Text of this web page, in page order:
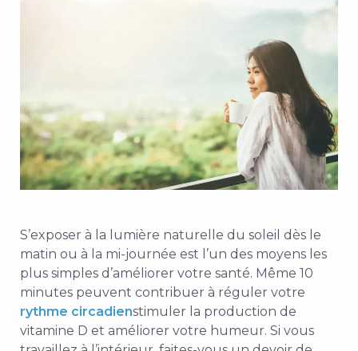
S’exposer à la lumière naturelle du soleil dès le
matin ou à la mi-journée est l’un des moyens les
plus simples d’améliorer votre santé. Même 10
minutes peuvent contribuer à réguler votre
rythme circadienstimuler la production de
vitamine D et améliorer votre humeur. Si vous